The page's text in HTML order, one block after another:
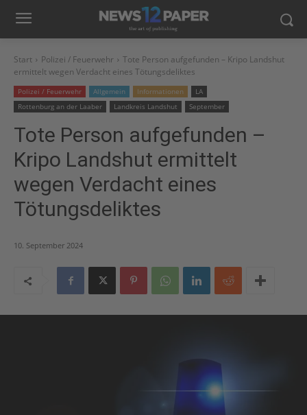
Start Polizei / Feuerwehr
Tote Person aufgefunden – Kripo Landshut
ermittelt wegen Verdacht eines Tötungsdeliktes
Polizei / Feuerwehr Allgemein Informationen
LA
Rottenburg an der Laaber
Landkreis Landshut September
Tote Person aufgefunden –
Kripo Landshut ermittelt
wegen Verdacht eines
Tötungsdeliktes
10. September 2024